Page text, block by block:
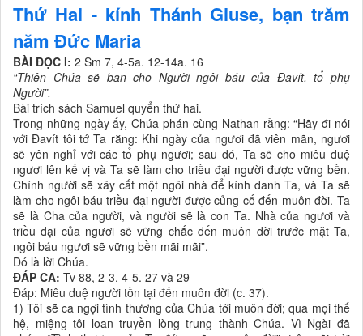
Thứ Hai - kính Thánh Giuse, bạn trăm
năm Đức Maria
BÀI ĐỌC I: 2 Sm 7, 4-5a. 12-14a. 16
“Thiên Chúa sẽ ban cho Người ngôi báu của Ðavít, tổ phụ
Người”.
Bài trích sách Samuel quyển thứ hai.
Trong những ngày ấy, Chúa phán cùng Nathan rằng: “Hãy đi nói
với Ðavít tôi tớ Ta rằng: Khi ngày của ngươi đã viên mãn, ngươi
sẽ yên nghỉ với các tổ phụ ngươi; sau đó, Ta sẽ cho miêu duệ
ngươi lên kế vị và Ta sẽ làm cho triều đại người được vững bền.
Chính người sẽ xây cất một ngôi nhà để kính danh Ta, và Ta sẽ
làm cho ngôi báu triều đại người được củng cố đến muôn đời. Ta
sẽ là Cha của người, và người sẽ là con Ta. Nhà của ngươi và
triều đại của ngươi sẽ vững chắc đến muôn đời trước mặt Ta,
ngôi báu ngươi sẽ vững bền mãi mãi”.
Ðó là lời Chúa.
ĐÁP CA: Tv 88, 2-3. 4-5. 27 và 29
Ðáp: Miêu duệ người tồn tại đến muôn đời (c. 37).
1) Tôi sẽ ca ngợi tình thương của Chúa tới muôn đời; qua mọi thế
hệ, miệng tôi loan truyền lòng trung thành Chúa. Vì Ngài đã